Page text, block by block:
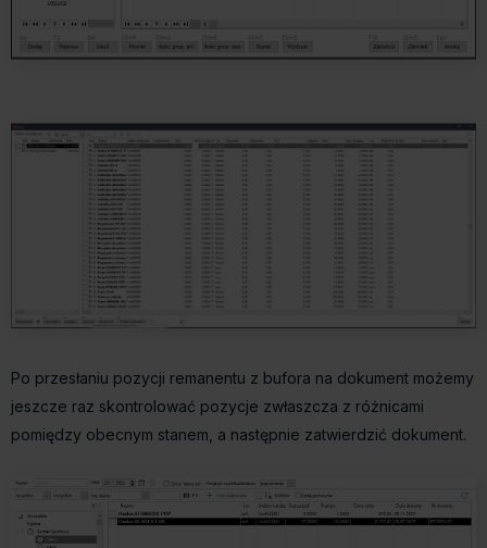
Po przesłaniu pozycji remanentu z bufora na dokument możemy
jeszcze raz skontrolować pozycje zwłaszcza z różnicami
pomiędzy obecnym stanem, a następnie zatwierdzić dokument.